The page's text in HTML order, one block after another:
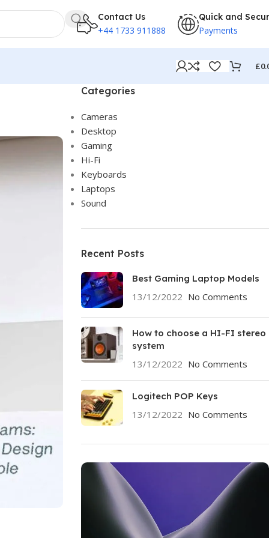
Contact Us
+44 1733 911888
Quick and
Payments
£
Categories
Cameras
Desktop
Gaming
Hi-Fi
Keyboards
Laptops
Sound
Recent Posts
Best Gaming Laptop Models
13/12/2022 No Comments
How to choose a HI-FI stereo
system
13/12/2022 No Comments
Logitech POP Keys
13/12/2022 No Comments